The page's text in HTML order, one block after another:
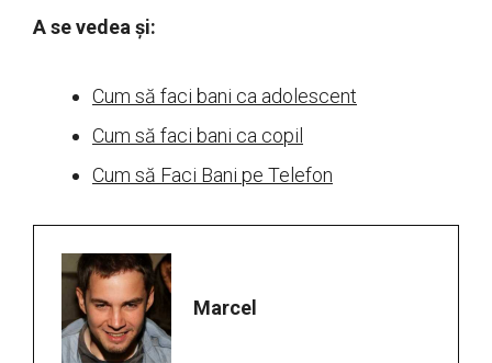
A se vedea și:
Cum să faci bani ca adolescent
Cum să faci bani ca copil
Cum să Faci Bani pe Telefon
Marcel